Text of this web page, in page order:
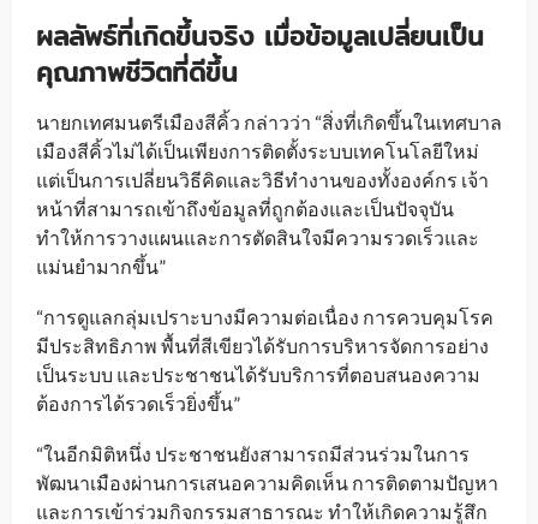
ผลลัพธ์ที่เกิดขึ้นจริง เมื่อข้อมูลเปลี่ยนเป็น
คุณภาพชีวิตที่ดีขึ้น
นายกเทศมนตรีเมืองสีคิ้ว กล่าวว่า “สิ่งที่เกิดขึ้นในเทศบาล
เมืองสีคิ้วไม่ได้เป็นเพียงการติดตั้งระบบเทคโนโลยีใหม่
แต่เป็นการเปลี่ยนวิธีคิดและวิธีทำงานของทั้งองค์กร เจ้า
หน้าที่สามารถเข้าถึงข้อมูลที่ถูกต้องและเป็นปัจจุบัน
ทำให้การวางแผนและการตัดสินใจมีความรวดเร็วและ
แม่นยำมากขึ้น”
“การดูแลกลุ่มเปราะบางมีความต่อเนื่อง การควบคุมโรค
มีประสิทธิภาพ พื้นที่สีเขียวได้รับการบริหารจัดการอย่าง
เป็นระบบ และประชาชนได้รับบริการที่ตอบสนองความ
ต้องการได้รวดเร็วยิ่งขึ้น”
“ในอีกมิติหนึ่ง ประชาชนยังสามารถมีส่วนร่วมในการ
พัฒนาเมืองผ่านการเสนอความคิดเห็น การติดตามปัญหา
และการเข้าร่วมกิจกรรมสาธารณะ ทำให้เกิดความรู้สึก